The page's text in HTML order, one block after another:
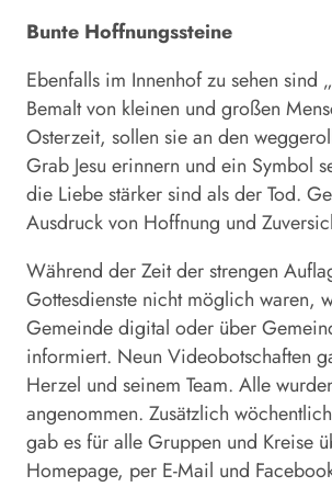
Bunte Hoffnungssteine
Ebenfalls im Innenhof zu sehen sind
Bemalt von kleinen und großen
Osterzeit, sollen sie an den
Grab Jesu erinnern und ein Symbol
die Liebe stärker sind als der Tod.
Ausdruck von Hoffnung und
Während der Zeit der strengen
Gottesdienste nicht möglich waren,
Gemeinde digital oder über
informiert. Neun Videobotschaften
Herzel und seinem Team. Alle
angenommen. Zusätzlich
gab es für alle Gruppen und Kreise
Homepage, per E-Mail und